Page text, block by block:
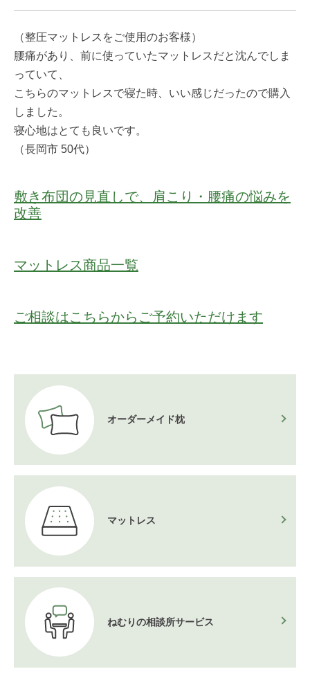
（整圧マットレスをご使用のお客様）
腰痛があり、前に使っていたマットレスだと沈んでしま
っていて、
こちらのマットレスで寝た時、いい感じだったので購入
しました。
寝心地はとても良いです。
（長岡市 50代）
敷き布団の見直しで、肩こり・腰痛の悩みを
改善
マットレス商品一覧
ご相談はこちらからご予約いただけます
オーダーメイド枕
マットレス
ねむりの相談所サービス